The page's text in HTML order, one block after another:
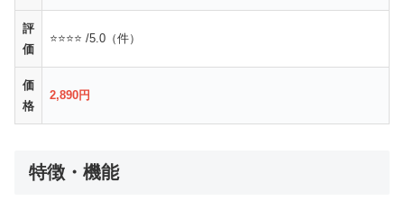
評
価
⭐⭐⭐⭐ /5.0（件）
価
格
2,890円
特徴・機能